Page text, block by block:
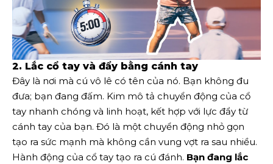
2. Lắc cổ tay và đẩy bằng cánh tay
Đây là nơi mà cú vô lê có tên của nó. Bạn không đu
đưa; bạn đang đấm. Kim mô tả chuyển động của cổ
tay nhanh chóng và linh hoạt, kết hợp với lực đẩy từ
cánh tay của bạn. Đó là một chuyển động nhỏ gọn
tạo ra sức mạnh mà không cần vung vợt ra sau nhiều.
Hành động của cổ tay tạo ra cú đánh. Bạn đang lắc